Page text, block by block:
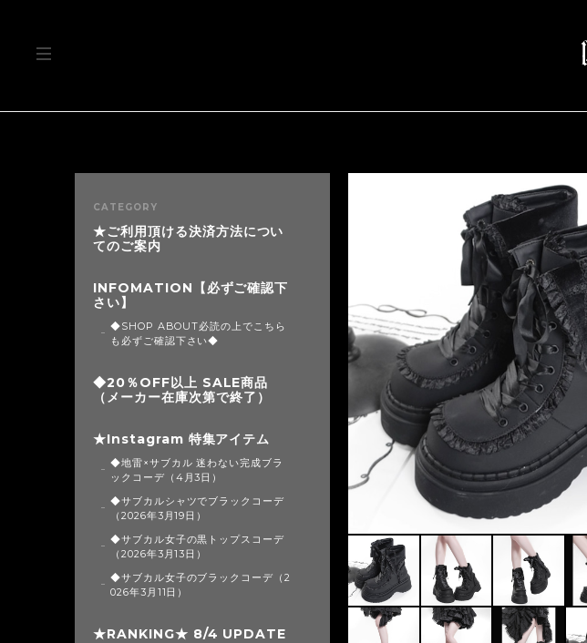
CATEGORY
★ご利用頂ける決済方法につい
てのご案内
INFOMATION【必ずご確認下
さい】
◆SHOP ABOUT必読の上でこちら
も必ずご確認下さい◆
◆20％OFF以上 SALE商品
（メーカー在庫次第で終了）
★Instagram 特集アイテム
◆地雷×サブカル 迷わない完成ブラ
ックコーデ（4月3日）
◆サブカルシャツでブラックコーデ
（2026年3月19日）
◆サブカル女子の黒トップスコーデ
（2026年3月13日）
◆サブカル女子のブラックコーデ（2
026年3月11日）
★RANKING★ 8/4 UPDATE